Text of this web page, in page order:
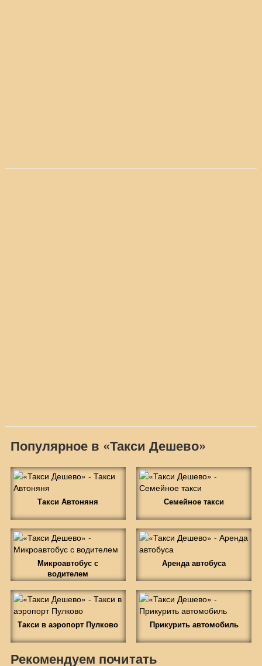
Популярное в «Такси Дешево»
Такси Автоняня Семейное такси
Микроавтобус с
водителем
Аренда автобуса
Такси в аэропорт Пулково Прикурить автомобиль
Рекомендуем почитать